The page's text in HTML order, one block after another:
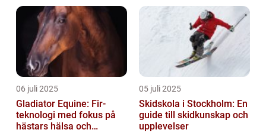
06 juli 2025
Gladiator Equine: Fir-
teknologi med fokus på
hästars hälsa och
05 juli 2025
Skidskola i Stockholm: En
guide till skidkunskap och
upplevelser